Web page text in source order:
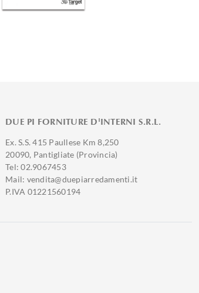
DUE PI FORNITURE D'INTERNI S.R.L.
Ex. S.S. 415 Paullese Km 8,250
20090, Pantigliate (Provincia)
Tel: 02.9067453
Mail: vendita@duepiarredamenti.it
P.IVA 01221560194